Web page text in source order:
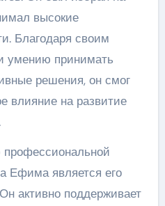
высокие
Благодаря своим
умению принимать
решения, он смог
влияние на развитие
Ефима является его
активно поддерживает